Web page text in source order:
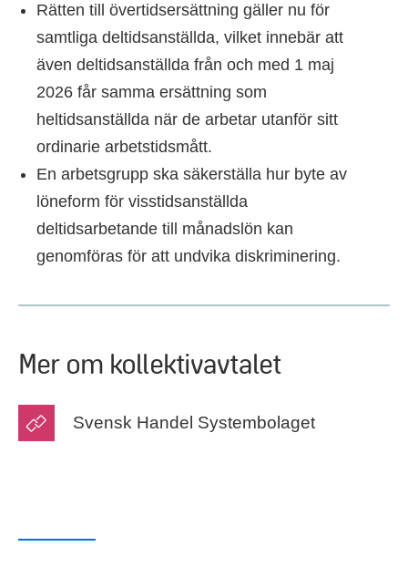
Rätten till övertidsersättning gäller nu för
samtliga deltidsanställda, vilket innebär att
även deltidsanställda från och med 1 maj
2026 får samma ersättning som
heltidsanställda när de arbetar utanför sitt
ordinarie arbetstidsmått.
En arbetsgrupp ska säkerställa hur byte av
löneform för visstidsanställda
deltidsarbetande till månadslön kan
genomföras för att undvika diskriminering.
Mer om kollektivavtalet
Svensk Handel Systembolaget